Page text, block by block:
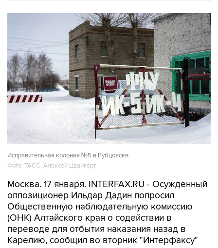
Исправительная колония №5 в Рубцовске
Фото: ТАСС, Алексей Цвайгерт
Москва. 17 января. INTERFAX.RU - Осужденный
оппозиционер Ильдар Дадин попросил
Общественную наблюдательную комиссию
(ОНК) Алтайского края о содействии в
переводе для отбытия наказания назад в
Карелию, сообщил во вторник "Интерфаксу"